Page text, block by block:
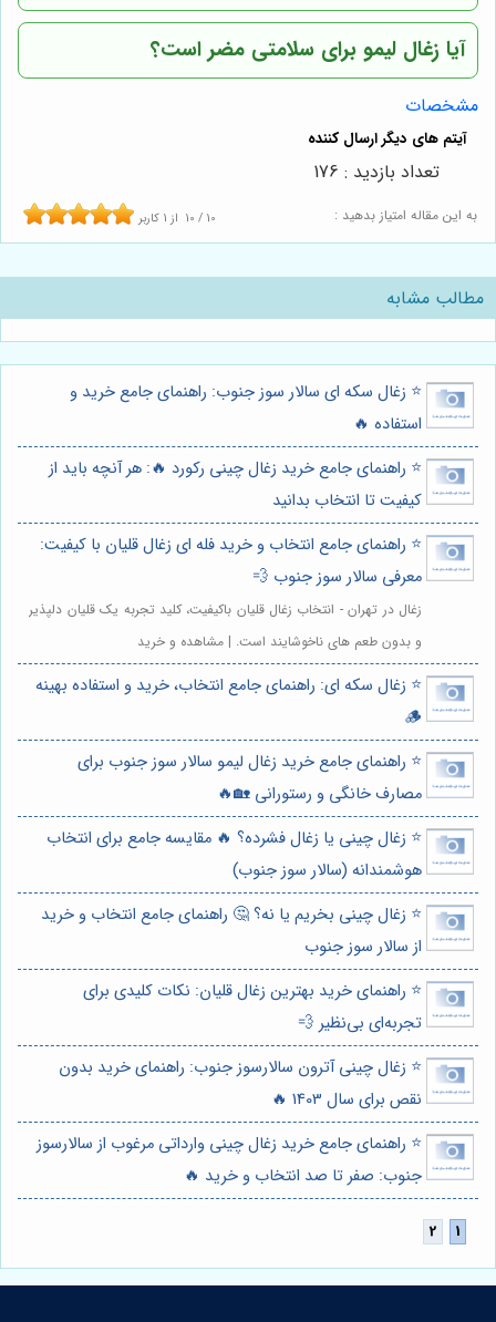
آیا زغال لیمو برای سلامتی مضر است؟
مشخصات
به این مقاله امتیاز بدهید : 10 / 10 از 1 کاربر
تعداد بازدید : 176
مطالب مشابه
⭐️ زغال سکه ای سالار سوز جنوب: راهنمای جامع خرید و
استفاده 🔥
⭐️ راهنمای جامع خرید زغال چینی رکورد 🔥: هر آنچه باید از
کیفیت تا انتخاب بدانید
⭐️ راهنمای جامع انتخاب و خرید فله ای زغال قلیان با کیفیت:
معرفی سالار سوز جنوب 💨
زغال در تهران - انتخاب زغال قلیان باکیفیت، کلید تجربه یک قلیان دلپذیر
و بدون طعم های ناخوشایند است. | مشاهده و خرید
⭐️ زغال سکه ای: راهنمای جامع انتخاب، خرید و استفاده بهینه
🪵
⭐️ راهنمای جامع خرید زغال لیمو سالار سوز جنوب برای
مصارف خانگی و رستورانی 🏡🔥
⭐️ زغال چینی یا زغال فشرده؟ 🔥 مقایسه جامع برای انتخاب
هوشمندانه (سالار سوز جنوب)
⭐️ زغال چینی بخریم یا نه؟ 🤔 راهنمای جامع انتخاب و خرید
از سالار سوز جنوب
⭐️ راهنمای خرید بهترین زغال قلیان: نکات کلیدی برای
تجربه‌ای بی‌نظیر 💨
⭐️ زغال چینی آترون سالارسوز جنوب: راهنمای خرید بدون
نقص برای سال 1403 🔥
⭐️ راهنمای جامع خرید زغال چینی وارداتی مرغوب از سالارسوز
جنوب: صفر تا صد انتخاب و خرید 🔥